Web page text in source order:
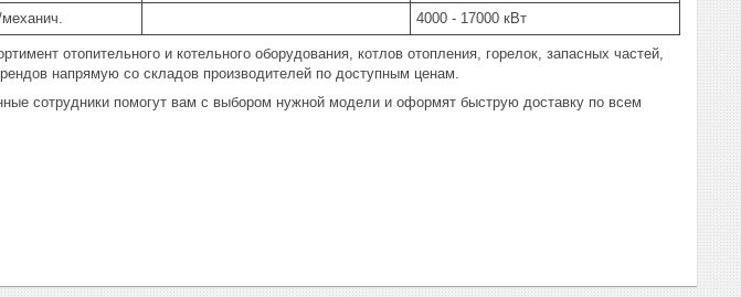
4000 - 17000 кВт
отопительного и котельного оборудования, котлов отопления, горелок, запасных частей,
напрямую со складов производителей по доступным ценам.
сотрудники помогут вам с выбором нужной модели и оформят быструю доставку по всем